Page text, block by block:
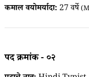
कमाल वयोमर्यादा: 27 वर्षे
पद क्रमांक - ०२